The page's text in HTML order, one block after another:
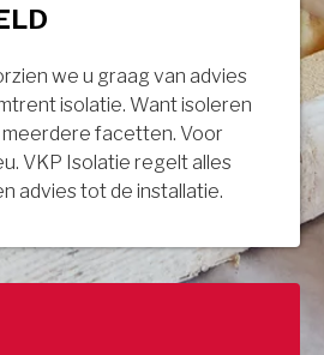
we u graag van advies
isolatie. Want isoleren
facetten. Voor
VKP Isolatie regelt alles
advies tot de installatie.